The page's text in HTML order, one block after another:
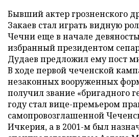
Бывший актер грозненского
Закаев стал играть видную
Чечни еще в начале
избранный президентом
Дудаев предложил ему пост
В ходе первой чеченской
незаконных вооруженных
получил звание «бригадного
году стал вице-премьером
самопровозглашенной
Ичкерия, а в 2001-м был